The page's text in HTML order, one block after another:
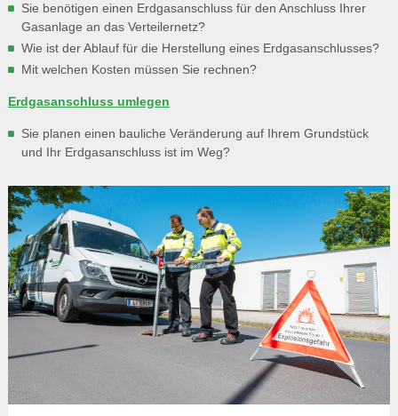
Sie benötigen einen Erdgasanschluss für den Anschluss Ihrer
Gasanlage an das Verteilernetz?
Wie ist der Ablauf für die Herstellung eines Erdgasanschlusses?
Mit welchen Kosten müssen Sie rechnen?
Erdgasanschluss umlegen
Sie planen einen bauliche Veränderung auf Ihrem Grundstück
und Ihr Erdgasanschluss ist im Weg?